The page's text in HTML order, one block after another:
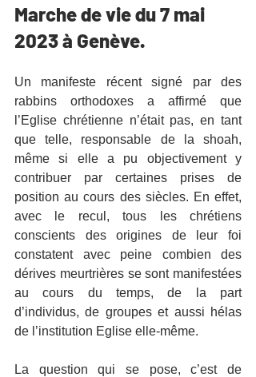
Marche de vie du 7 mai
2023 à Genève.
Un manifeste récent signé par des
rabbins orthodoxes a affirmé que
l’Eglise chrétienne n’était pas, en tant
que telle, responsable de la shoah,
même si elle a pu objectivement y
contribuer par certaines prises de
position au cours des siècles. En effet,
avec le recul, tous les chrétiens
conscients des origines de leur foi
constatent avec peine combien des
dérives meurtrières se sont manifestées
au cours du temps, de la part
d’individus, de groupes et aussi hélas
de l’institution Eglise elle-même.
La question qui se pose, c’est de